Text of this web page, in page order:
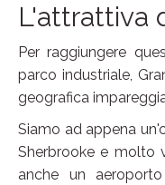
L'attrattiva
Per raggiungere
parco industriale,
geografica
Siamo ad appena
Sherbrooke e molto
anche un